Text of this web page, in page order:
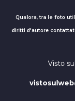
Qualora, tra le foto
diritti d'autore
Visto